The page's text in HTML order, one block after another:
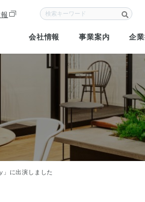
会社情報 事業案内 企
」に出演しました